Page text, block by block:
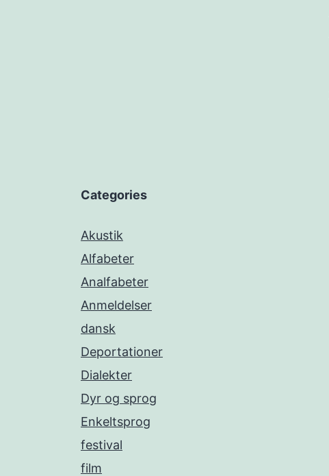
Categories
Akustik
Alfabeter
Analfabeter
Anmeldelser
dansk
Deportationer
Dialekter
Dyr og sprog
Enkeltsprog
festival
film